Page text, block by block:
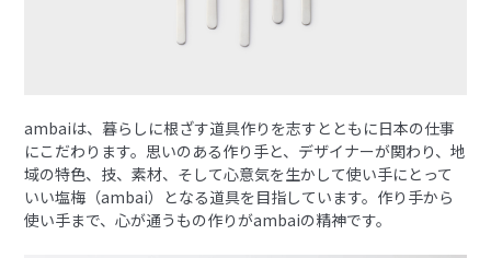
ambaiは、暮らしに根ざす道具作りを志すとともに日本の仕事
にこだわります。思いのある作り手と、デザイナーが関わり、地
域の特色、技、素材、そして心意気を生かして使い手にとって
いい塩梅（ambai）となる道具を目指しています。作り手から
使い手まで、心が通うもの作りがambaiの精神です。